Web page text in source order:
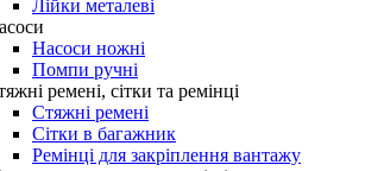
Лійки металеві
Насоси ножні
Помпи ручні
ремені, сітки та ремінці
Стяжні ремені
Сітки в багажник
Ремінці для закріплення вантажу